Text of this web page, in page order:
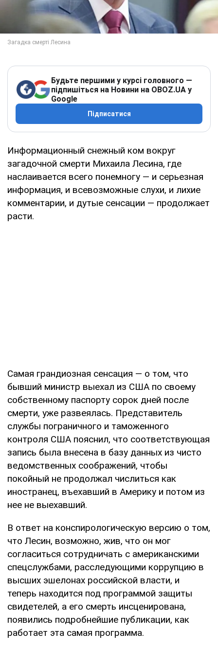
Будьте першими у курсі головного —
підпишіться на Новини на OBOZ.UA у
Google
Підписатися
Информационный снежный ком вокруг
загадочной смерти Михаила Лесина, где
наслаивается всего понемногу — и серьезная
информация, и всевозможные слухи, и лихие
комментарии, и дутые сенсации — продолжает
расти.
Самая грандиозная сенсация — о том, что
бывший министр выехал из США по своему
собственному паспорту сорок дней после
смерти, уже развеялась. Представитель
службы пограничного и таможенного
контроля США пояснил, что соответствующая
запись была внесена в базу данных из чисто
ведомственных соображений, чтобы
покойный не продолжал числиться как
иностранец, въехавший в Америку и потом из
нее не выехавший.
В ответ на конспирологическую версию о том,
что Лесин, возможно, жив, что он мог
согласиться сотрудничать с американскими
спецслужбами, расследующими коррупцию в
высших эшелонах российской власти, и
теперь находится под программой защиты
свидетелей, а его смерть инсценирована,
появились подробнейшие публикации, как
работает эта самая программа.